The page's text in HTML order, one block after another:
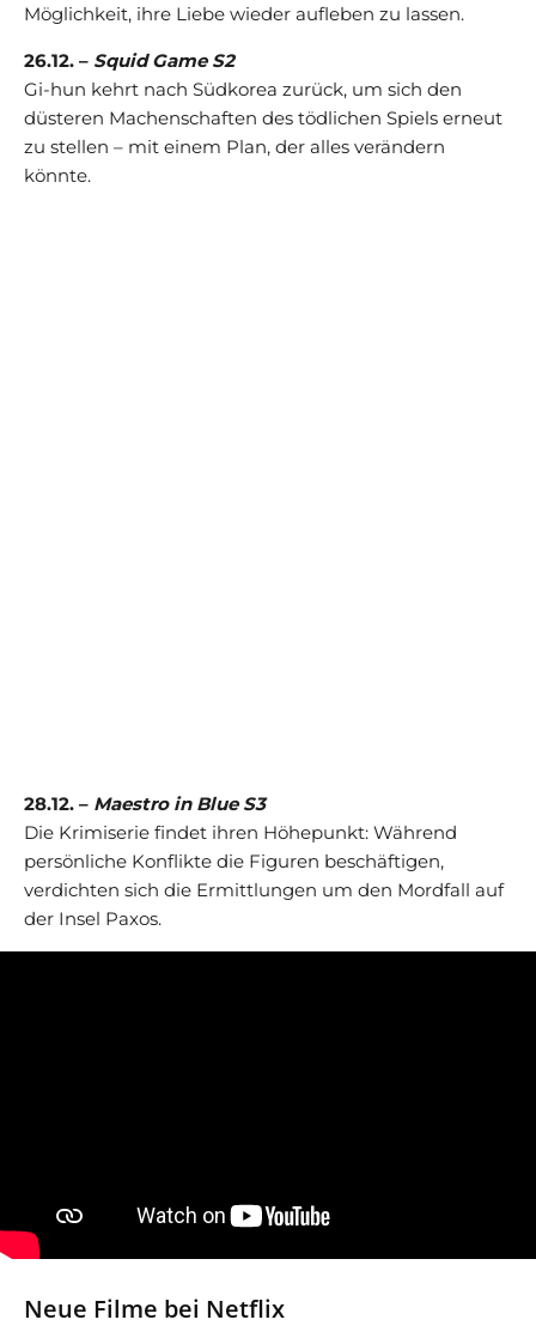
Möglichkeit, ihre Liebe wieder aufleben zu lassen.
26.12. – Squid Game S2
Gi-hun kehrt nach Südkorea zurück, um sich den
düsteren Machenschaften des tödlichen Spiels erneut
zu stellen – mit einem Plan, der alles verändern
könnte.
28.12. – Maestro in Blue S3
Die Krimiserie findet ihren Höhepunkt: Während
persönliche Konflikte die Figuren beschäftigen,
verdichten sich die Ermittlungen um den Mordfall auf
der Insel Paxos.
Neue Filme bei Netflix